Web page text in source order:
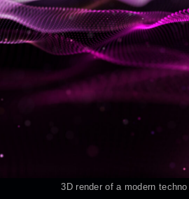
3D render of a modern